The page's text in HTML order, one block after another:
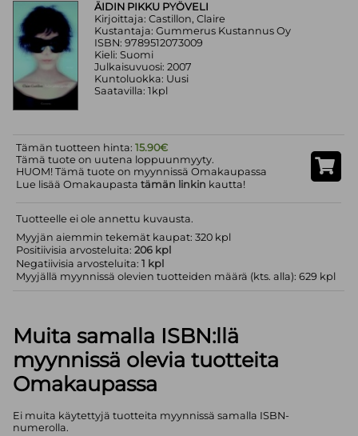
ÄIDIN PIKKU PYÖVELI
Kirjoittaja: Castillon, Claire
Kustantaja: Gummerus Kustannus Oy
ISBN: 9789512073009
Kieli: Suomi
Julkaisuvuosi: 2007
Kuntoluokka: Uusi
Saatavilla: 1kpl
Tämän tuotteen hinta:15.90€
Tämä tuote on uutena loppuunmyyty.
HUOM! Tämä tuote on myynnissä Omakaupassa
Lue lisää Omakaupastatämän linkin kautta!
Tuotteelle ei ole annettu kuvausta.
Myyjän aiemmin tekemät kaupat: 320 kpl
Positiivisia arvosteluita:206 kpl
Negatiivisia arvosteluita:1 kpl
Myyjällä myynnissä olevien tuotteiden määrä (kts. alla): 629 kpl
Muita samalla ISBN:llä
myynnissä olevia tuotteita
Omakaupassa
Ei muita käytettyjä tuotteita myynnissä samalla ISBN-
numerolla.